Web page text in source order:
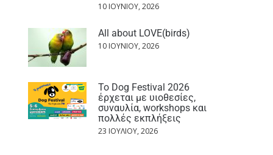
10 ΙΟΥΝΊΟΥ, 2026
All about LOVE(birds)
10 ΙΟΥΝΊΟΥ, 2026
Το Dog Festival 2026
έρχεται με υιοθεσίες,
συναυλία, workshops και
πολλές εκπλήξεις
23 ΙΟΥΛΊΟΥ, 2026